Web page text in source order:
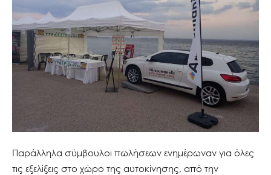
Παράλληλα σύμβουλοι πωλήσεων ενημέρωναν για όλες
τις εξελίξεις στο χώρο της αυτοκίνησης, από την